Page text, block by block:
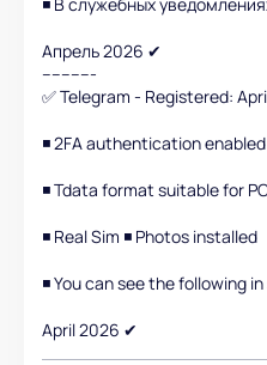
Апрель 2026 ✔
-----------
✅ Telegram - Registered:
◾️ 2FA authentication
◾️ Tdata format suitable for
◾️ Real Sim ◾️ Photos installed
◾️ You can see the following
April 2026 ✔